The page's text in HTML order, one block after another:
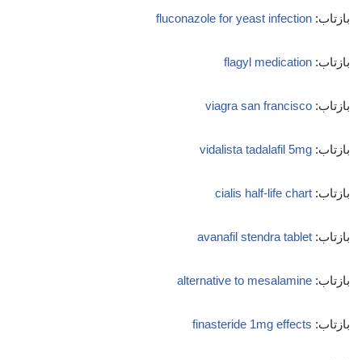
بازتاب: fluconazole for yeast infection
بازتاب: flagyl medication
بازتاب: viagra san francisco
بازتاب: vidalista tadalafil 5mg
بازتاب: cialis half-life chart
بازتاب: avanafil stendra tablet
بازتاب: alternative to mesalamine
بازتاب: finasteride 1mg effects